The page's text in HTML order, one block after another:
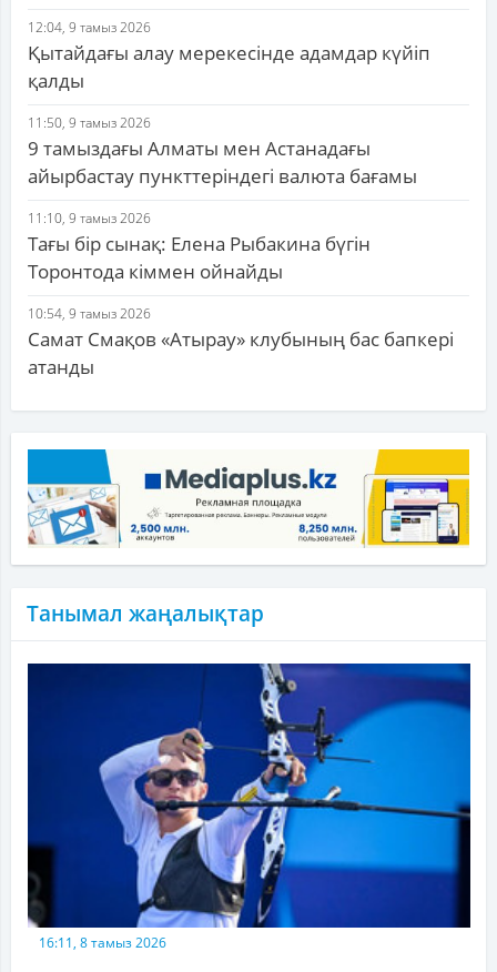
12:04, 9 тамыз 2026
Қытайдағы алау мерекесінде адамдар күйіп
қалды
11:50, 9 тамыз 2026
9 тамыздағы Алматы мен Астанадағы
айырбастау пункттеріндегі валюта бағамы
11:10, 9 тамыз 2026
Тағы бір сынақ: Елена Рыбакина бүгін
Торонтода кіммен ойнайды
10:54, 9 тамыз 2026
Самат Смақов «Атырау» клубының бас бапкері
атанды
Танымал жаңалықтар
16:11, 8 тамыз 2026